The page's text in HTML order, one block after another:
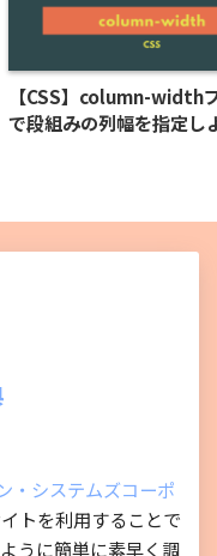
【CSS】column-width
で段組みの列幅を指定し
・システムズコーポ
トを利用することで
うに簡単に素早く調